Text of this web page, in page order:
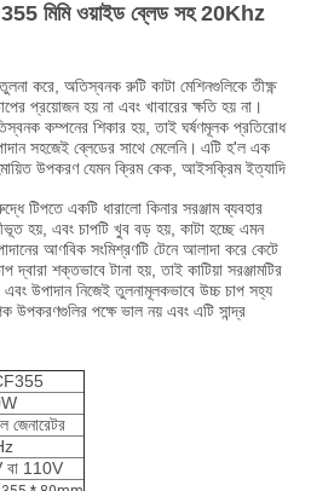
355 মিমি ওয়াইড ব্লেড সহ 20Khz
করে, অতিস্বনক রুটি কাটা মেশিনগুলিকে তীক্ষ্ণ
প্রয়োজন হয় না এবং খাবারের ক্ষতি হয় না।
কম্পনের শিকার হয়, তাই ঘর্ষণমূলক প্রতিরোধ
সহজেই ব্লেডের সাথে মেলেনি। এটি হ'ল এক
উপকরণ যেমন ক্রিম কেক, আইসক্রিম ইত্যাদি
টিপতে একটি ধারালো কিনার সরঞ্জাম ব্যবহার
হয়, এবং চাপটি খুব বড় হয়, কাটা হচ্ছে এমন
আণবিক সংমিশ্রণটি টেনে আলাদা করে কেটে
দ্বারা শক্তভাবে টানা হয়, তাই কাটিয়া সরঞ্জামটির
এবং উপাদান নিজেই তুলনামূলকভাবে উচ্চ চাপ সহ্য
উপকরণগুলির পক্ষে ভাল নয় এবং এটি সান্দ্র
জেনারেটর
বা 110V